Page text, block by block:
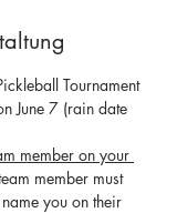
Tournament
June 7 (rain date
member on your
member must
you on their